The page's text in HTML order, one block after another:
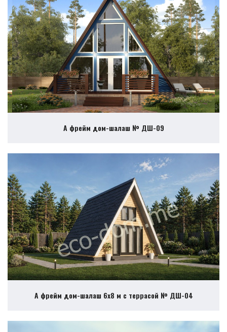
А фрейм дом-шалаш № ДШ-09
А фрейм дом-шалаш 6х8 м с террасой № ДШ-04